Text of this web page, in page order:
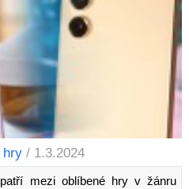
hry / 1.3.2024
mezi oblíbené hry v žánru